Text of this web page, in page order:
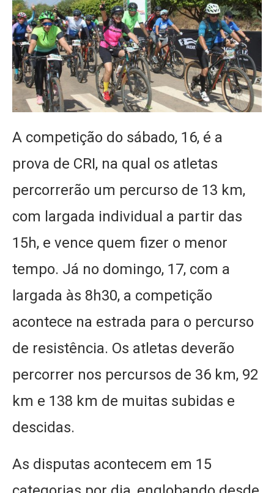
A competição do sábado, 16, é a
prova de CRI, na qual os atletas
percorrerão um percurso de 13 km,
com largada individual a partir das
15h, e vence quem fizer o menor
tempo. Já no domingo, 17, com a
largada às 8h30, a competição
acontece na estrada para o percurso
de resistência. Os atletas deverão
percorrer nos percursos de 36 km, 92
km e 138 km de muitas subidas e
descidas.
As disputas acontecem em 15